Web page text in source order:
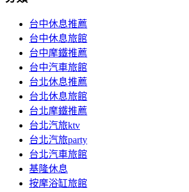
台中休息推薦
台中休息旅館
台中摩鐵推薦
台中汽車旅館
台北休息推薦
台北休息旅館
台北摩鐵推薦
台北汽旅ktv
台北汽旅party
台北汽車旅館
基隆休息
按摩浴缸旅館